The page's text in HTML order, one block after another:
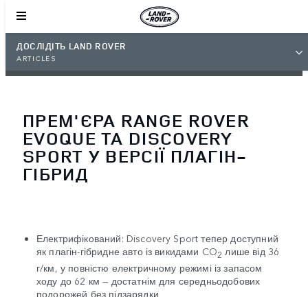
ДОСЛІДІТЬ LAND ROVER
ARTICLES
ПРЕМ'ЄРА RANGE ROVER
EVOQUE ТА DISCOVERY
SPORT У ВЕРСІЇ ПЛАГІН-
ГІБРИД
Електрифікований: Discovery Sport тепер доступний
як плагін-гібридне авто із викидами CO2 лише від 36
г/км, у повністю електричному режимі із запасом
ходу до 62 км — достатнім для середньодобових
подорожей без підзарядки